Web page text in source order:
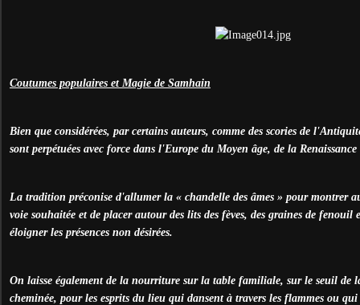
Coutumes populaires et Magie de Samhain
Bien que considérées, par certains auteurs, comme des scories de
sont perpétuées avec force dans l'Europe du Moyen âge, de la
La tradition préconise d'allumer la « chandelle des âmes » pour montrer
voie souhaitée et de placer autour des lits des fèves, des graines de fenouil
éloigner les présences non désirées.
On laisse également de la nourriture sur la table familiale, sur le seuil de
cheminée, pour les esprits du lieu qui dansent à travers les flammes ou